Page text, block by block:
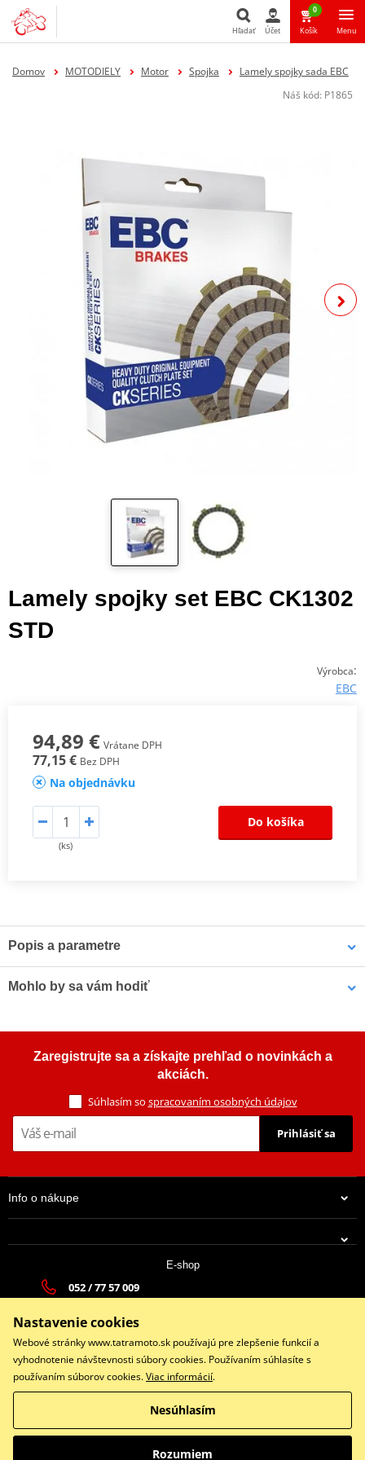
Hľadať
Hľadať Účet
0
Košík Menu
Domov MOTODIELY Motor Spojka
Lamely spojky sada EBC
Náš kód: P1865
Lamely spojky set EBC CK1302
STD
Výrobca:
EBC
94,89 € Vrátane DPH
77,15 € Bez DPH
Na objednávku
(ks)
Do košíka
Popis a parametre
tepla, zabrání vypalování a tvoření sklovitého povrchu a mají lepší
Mohlo by sa vám hodiť
Zaregistrujte sa a získajte prehľad o novinkách a
akciách.
Súhlasím so spracovaním osobných údajov
Prihlásiť sa
Info o nákupe
E-shop
052 / 77 57 009
Po - Pia 9:00-17:00 | So: 9:00-13:00 | Ne: Zatvorené
Facebook
Copyright © 2026 www.tatramoto.sk
Všetky práva vyhradené
Nastavenie cookies
Webové stránky www.tatramoto.sk používajú pre zlepšenie funkcií a
vyhodnotenie návštevnosti súbory cookies. Používaním súhlasíte s
používaním súborov cookies.Viac informácií.
Nesúhlasím
Rozumiem